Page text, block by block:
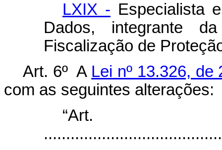
LXIX - Especialista
Dados, integrante
Fiscalização de
Art. 6º A Lei nº 13.326, de
com as seguintes alterações: